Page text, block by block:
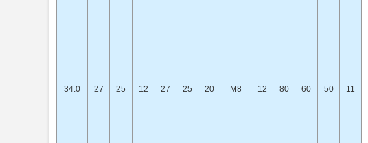
34.0 27 25 12 27 25 20 M8 12 80 60 50 11